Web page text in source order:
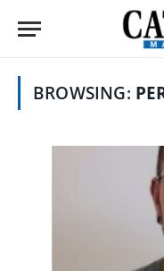
BROWSING: